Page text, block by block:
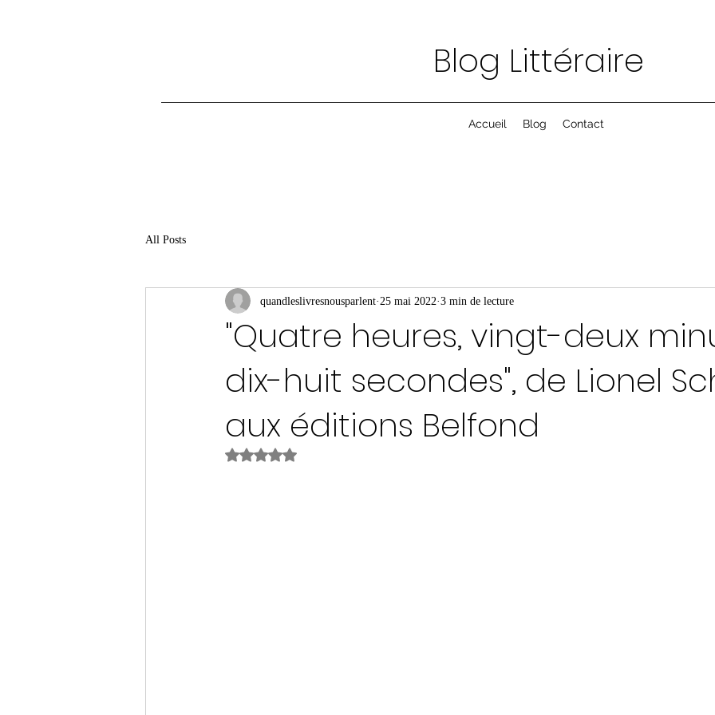
Blog Littéraire
Accueil Blog Contact
All Posts
"Quatre heures, vingt-deux
dix-huit secondes", de Lionel
aux éditions Belfond
quandleslivresnousparlent 25 mai 2022 3 min de lecture
Noté NaN étoiles sur 5.